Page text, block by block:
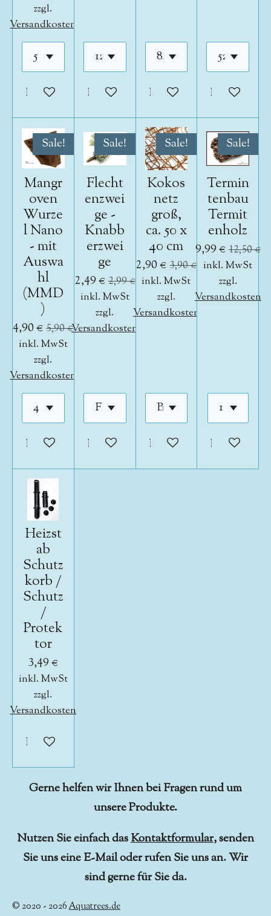
zzgl.
Versandkosten
In den WarenkorbIn den WarenkorbIn den Warenkorb
In den
Sale!
Mangr
oven
Wurze
l Nano
- mit
Auswa
hl
(MMD
)
4,90 € 5,90 €
inkl. MwSt
zzgl.
Versandkosten
In den Warenkorb
Sale!
Flecht
enzwei
ge -
Knabb
erzwei
ge
2,49 €2,99 €
inkl. MwSt
zzgl.
Versandkosten
In den Warenkorb
Sale!
Kokos
netz
groß,
ca. 50 x
40 cm
2,90 € 3,90 €
inkl. MwSt
zzgl.
Versandkosten
In den Warenkorb
Sale!
Termin
tenbau
Termit
enholz
9,99 €12,50 €
inkl. MwSt
zzgl.
Versandkosten
In den
Heizst
ab
Schutz
korb /
Schutz
/
Protek
tor
3,49 €
inkl. MwSt
zzgl.
Versandkosten
In den Warenkorb
Gerne helfen wir Ihnen bei Fragen rund um
unsere Produkte.
Nutzen Sie einfach dasKontaktformular, senden
Sie uns eine E-Mail oder rufen Sie uns an. Wir
sind gerne für Sie da.
© 2020 - 2026Aquatrees.de